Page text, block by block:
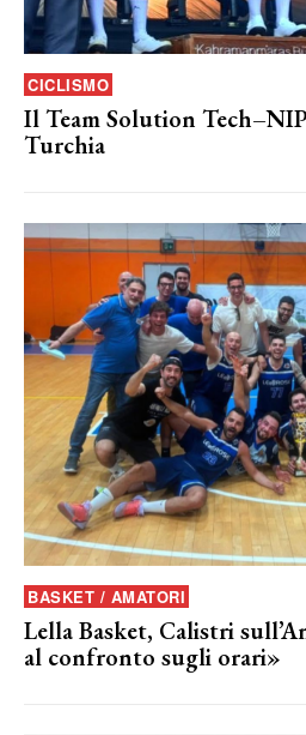
CICLISMO
Il Team Solution
Turchia
BASKET / AMATORI
Lella Basket, Calistri
al confronto sugli orari»